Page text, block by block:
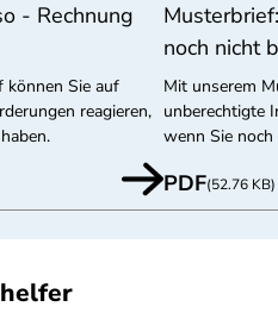
- Rechnung
können Sie auf
reagieren,
noch nicht
Mit unserem
unberechtigte
wenn Sie
PDF(52.76 KB)